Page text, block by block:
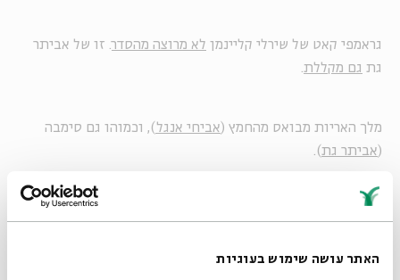
האתר עושה שימוש בעוגיות
גראמפי קאט של שירלי קליינמן לא מרוצה מהסדר. זו של אביתר
גת גם מקללת.
מלך האריות מבואס מהחמץ ( אביחי אנגל ), וכמוהו גם סימבה
( אביתר גת).
עידו בן יצחק
לעלילות הדם של פסח ולנוהג לשתף
מציאוֹת באופן פרטי עם חברים בפייסבוק:
"דם של ילדים